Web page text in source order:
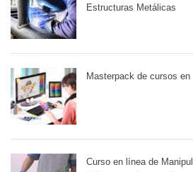
Estructuras Metálicas
Masterpack de cursos
Curso en línea de